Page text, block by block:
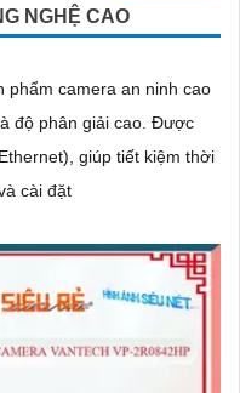
NGHỆ CAO
phẩm camera an ninh cao
giải cao. Được
giúp tiết kiệm thời
cài đặt